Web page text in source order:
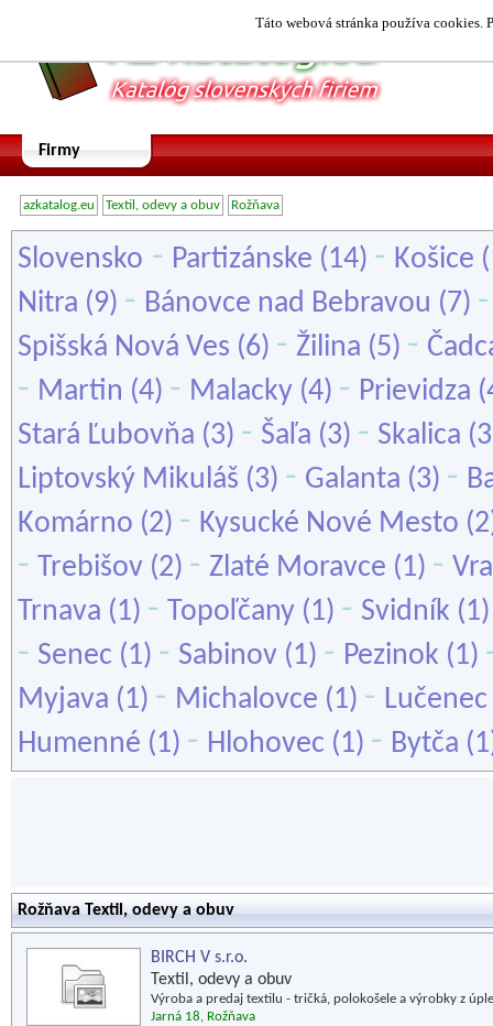
Táto webová stránka používa cookies.
Firmy
azkatalog.eu Textil, odevy a obuv Rožňava
Slovensko - Partizánske (14) - Košice
Nitra (9) - Bánovce nad Bebravou (7)
Spišská Nová Ves (6) - Žilina (5) -
- Martin (4) - Malacky (4) - Prievidza
Stará Ľubovňa (3) - Šaľa (3) - Skalica
Liptovský Mikuláš (3) - Galanta (3) -
Komárno (2) - Kysucké Nové Mesto
- Trebišov (2) - Zlaté Moravce (1) -
Trnava (1) - Topoľčany (1) - Svidník
- Senec (1) - Sabinov (1) - Pezinok (1)
Myjava (1) - Michalovce (1) - Lučenec
Humenné (1) - Hlohovec (1) - Bytča
Rožňava Textil, odevy a obuv
BIRCH V s.r.o.
Textil, odevy a obuv
Výroba a predaj textilu - tričká, polokošele a výrobky z
Jarná 18, Rožňava